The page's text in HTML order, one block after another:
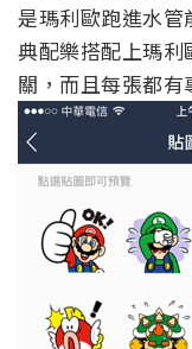
是瑪利歐跑進水管
典配樂搭配上瑪利
關，而且每張都有